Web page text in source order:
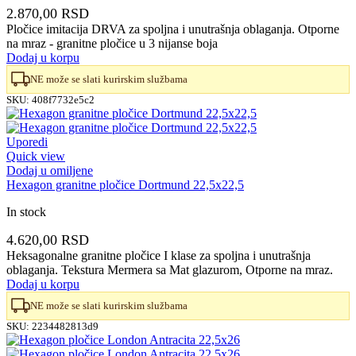
2.870,00 RSD
Pločice imitacija DRVA za spoljna i unutrašnja oblaganja. Otporne
na mraz - granitne pločice u 3 nijanse boja
Dodaj u korpu
NE može se slati kurirskim službama
SKU: 408f7732e5c2
Uporedi
Quick view
Dodaj u omiljene
Hexagon granitne pločice Dortmund 22,5x22,5
In stock
4.620,00 RSD
Heksagonalne granitne pločice I klase za spoljna i unutrašnja
oblaganja. Tekstura Mermera sa Mat glazurom, Otporne na mraz.
Dodaj u korpu
NE može se slati kurirskim službama
SKU: 2234482813d9